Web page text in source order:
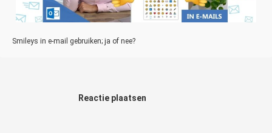
Smileys in e-mail gebruiken; ja of nee?
Reactie plaatsen